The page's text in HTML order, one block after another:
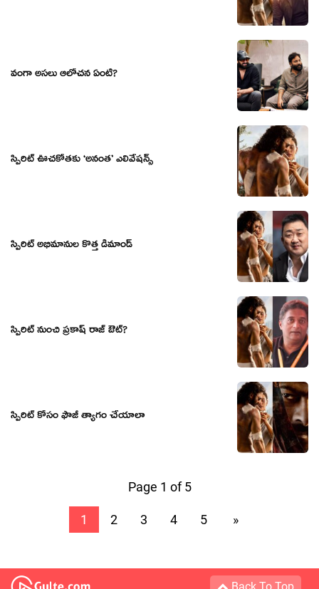
వంగా అసలు ఆలోచన ఏంటి?
స్పిరిట్ ఊచకోతకు ‘అనంత’ ఎలివేషన్స్
స్పిరిట్ అభిమానుల కొత్త డిమాండ్
స్పిరిట్ నుంచి ప్ర‌కాష్ రాజ్ ఔట్‌?
స్పిరిట్ కోసం ఫౌజీ త్యాగం చేయాలా
Page 1 of 5
1 2 3 4 5 »
Back To Top